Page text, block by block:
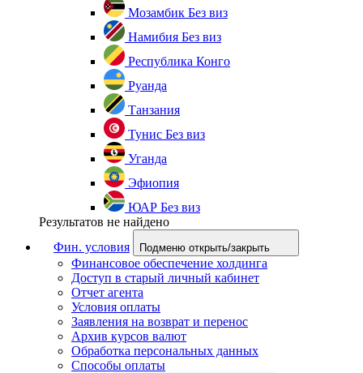
Мозамбик Без виз
Намибия Без виз
Республика Конго
Руанда
Танзания
Тунис Без виз
Уганда
Эфиопия
ЮАР Без виз
Результатов не найдено
Фин. условия
Подменю открыть/закрыть
Финансовое обеспечение холдинга
Доступ в старый личный кабинет
Отчет агента
Условия оплаты
Заявления на возврат и перенос
Архив курсов валют
Обработка персональных данных
Способы оплаты